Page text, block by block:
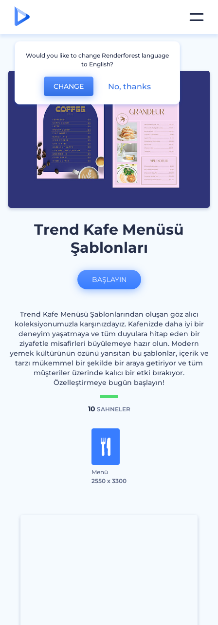
Trend Kafe Menüsü
Şablonları
Trend Kafe Menüsü Şablonlarından oluşan göz alıcı
koleksiyonumuzla karşınızdayız. Kafenizde daha iyi bir
deneyim yaşatmaya ve tüm duyulara hitap eden bir
ziyafetle misafirleri büyülemeye hazır olun. Modern
yemek kültürünün özünü yansıtan bu şablonlar, içerik ve
tarzı mükemmel bir şekilde bir araya getiriyor ve tüm
müşteriler üzerinde kalıcı bir etki bırakıyor.
Özelleştirmeye bugün başlayın!
10 SAHNELER
Menü
2550 x 3300
BAŞLAYIN
Would you like to change Renderforest language
to English?
CHANGE No, thanks